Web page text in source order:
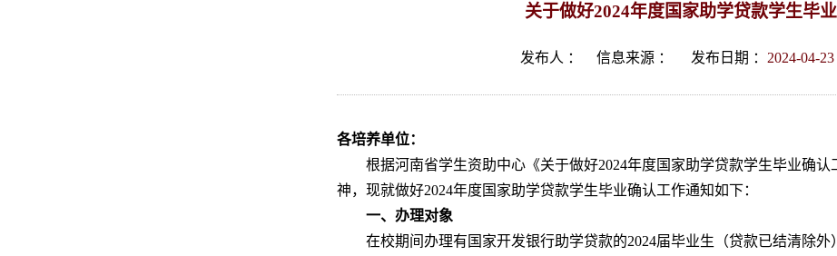
关于做好2024年度国家助学贷款学生毕
发布人 ： 信息来源 ： 发布日期 ： 2024-04-23
各培养单位：
根据河南省学生资助中心《关于做好2024年度国家助学贷款学生毕业确
神，现就做好2024年度国家助学贷款学生毕业确认工作通知如下：
一、办理对象
在校期间办理有国家开发银行助学贷款的2024届毕业生（贷款已结清除外